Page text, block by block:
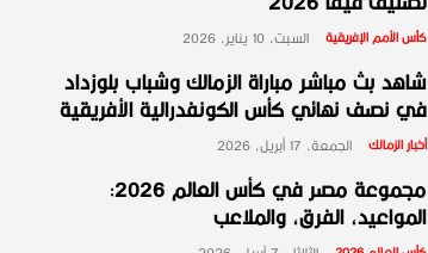
تصنيف فيفا 2026
كأس الأمم الإفريقية السبت، 10 يناير، 2026
شاهد بث مباشر مباراة الزمالك وشباب بلوزداد
في نصف نهائي كأس الكونفدرالية الأفريقية
أخبار الزمالك الجمعة، 17 أبريل، 2026
مجموعة مصر في كأس العالم 2026:
المواعيد، الفرق، والملاعب